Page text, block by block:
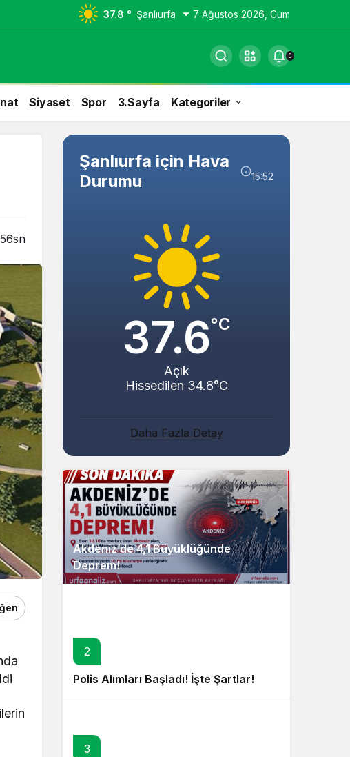
37.8 ° Şanlıurfa 7 Ağustos 2026, Cum
0
Siyaset Spor 3.Sayfa Kategoriler
Şanlıurfa için Hava
Durumu
15:52
37.6°C
Açık
Hissedilen 34.8°C
Daha Fazla Detay
Akdeniz’de 4,1 Büyüklüğünde
Deprem!
2
Polis Alımları Başladı! İşte Şartlar!
3